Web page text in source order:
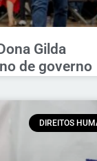
Gilda
de governo
DIREITOS